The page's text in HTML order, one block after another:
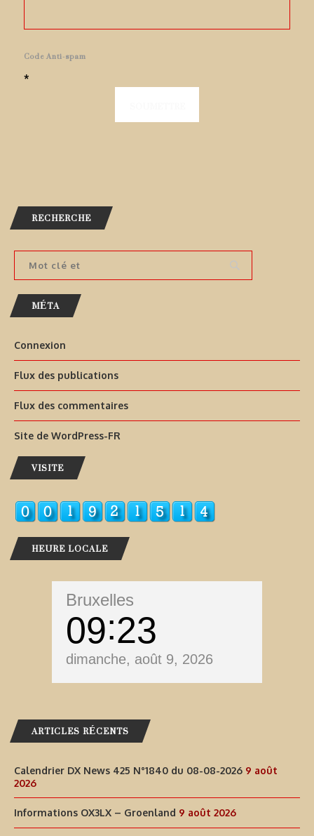
Code Anti-spam
*
RECHERCHE
MÉTA
Connexion
Flux des publications
Flux des commentaires
Site de WordPress-FR
VISITE
HEURE LOCALE
Bruxelles
09 23
dimanche, août 9, 2026
ARTICLES RÉCENTS
Calendrier DX News 425 N°1840 du 08-08-2026 9 août
2026
Informations OX3LX – Groenland 9 août 2026